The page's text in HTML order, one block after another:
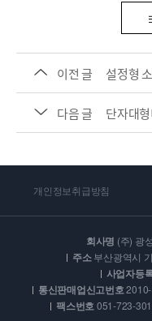
이전 글 설정형
다음 글 단자대
개인정보취급방침
회사명 (주) 광
주소부산광역시
사업자등
통신판매업신고번호
팩스번호 051-723-